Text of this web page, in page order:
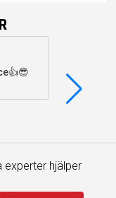
experter hjälper